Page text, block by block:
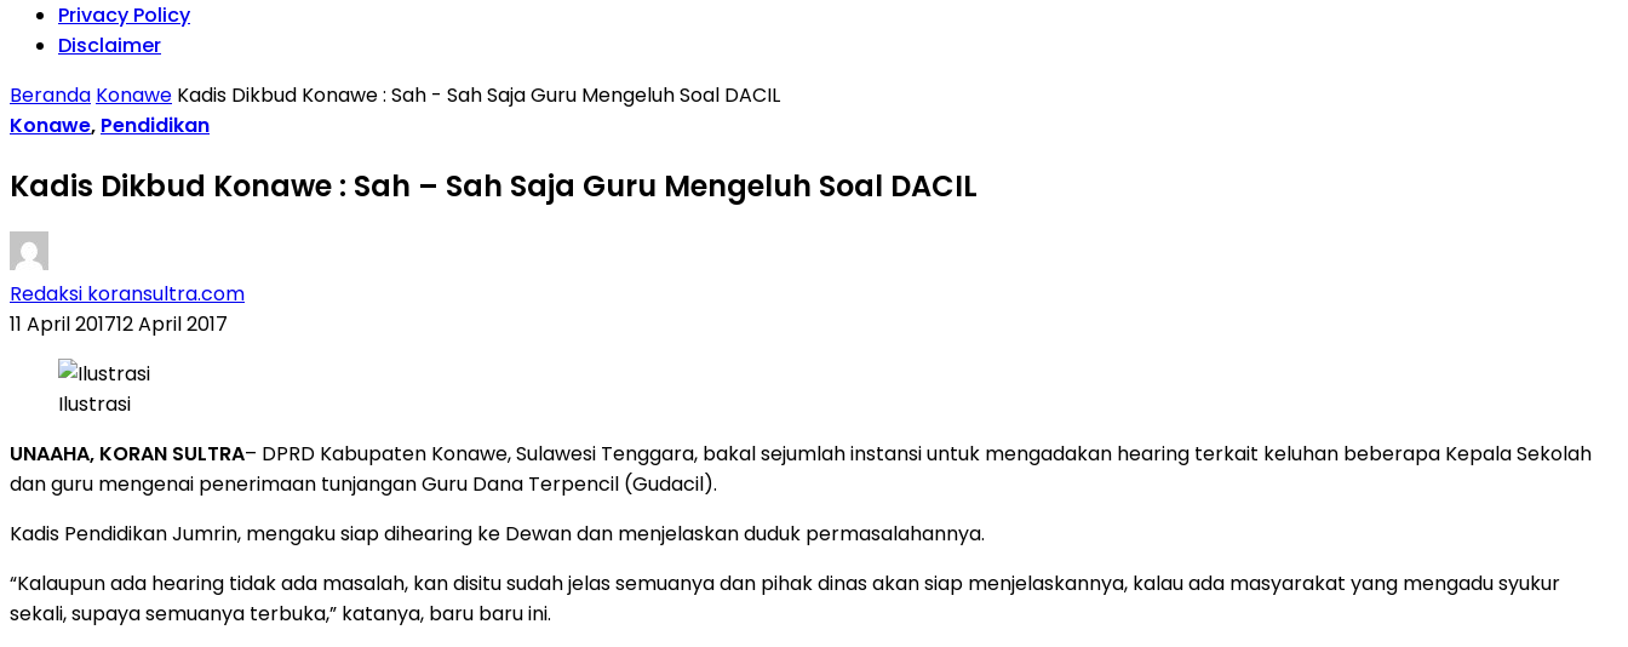
Privacy Policy
Disclaimer
Beranda Konawe Kadis Dikbud Konawe : Sah - Sah Saja Guru Mengeluh Soal DACIL
Konawe, Pendidikan
Kadis Dikbud Konawe : Sah – Sah Saja Guru Mengeluh Soal DACIL
Redaksi koransultra.com
11 April 201712 April 2017
Ilustrasi
UNAAHA, KORAN SULTRA– DPRD Kabupaten Konawe, Sulawesi Tenggara, bakal sejumlah instansi untuk mengadakan hearing terkait keluhan beberapa Kepala Sekolah
dan guru mengenai penerimaan tunjangan Guru Dana Terpencil (Gudacil).
Kadis Pendidikan Jumrin, mengaku siap dihearing ke Dewan dan menjelaskan duduk permasalahannya.
“Kalaupun ada hearing tidak ada masalah, kan disitu sudah jelas semuanya dan pihak dinas akan siap menjelaskannya, kalau ada masyarakat yang mengadu syukur
sekali, supaya semuanya terbuka,” katanya, baru baru ini.